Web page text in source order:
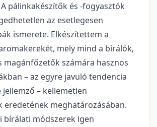
pálinkakészítők és -fogyasztók
az esetlegesen
ismerete. Elkészítettem a
mely mind a bírálók,
magánfőzetők számára hasznos
– az egyre javuló tendencia
– kellemetlen
eredetének meghatározásában.
bírálati módszerek igen